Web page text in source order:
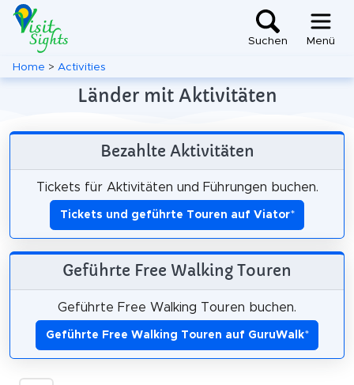
Suchen Menü
Home > Activities
Länder mit Aktivitäten
Bezahlte Aktivitäten
Tickets für Aktivitäten und Führungen buchen.
Tickets und geführte Touren auf Viator*
Geführte Free Walking Touren
Geführte Free Walking Touren buchen.
Geführte Free Walking Touren auf GuruWalk*